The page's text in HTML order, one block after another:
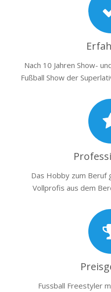
Nach 10 Jahren Show-
Fußball Show der
Das Hobby zum Beruf
Vollprofis aus dem
Fussball Freestyler